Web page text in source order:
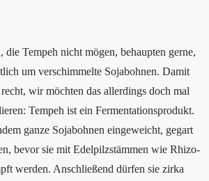
die Tem­peh nicht mögen, behaup­ten ger­ne,
um ver­schim­mel­te Soja­boh­nen. Damit
wir möch­ten das aller­dings doch mal
Tem­peh ist ein Fer­men­ta­ti­ons­pro­dukt.
gan­ze Soja­boh­nen ein­ge­weicht, gegart
bevor sie mit Edel­pilz­stäm­men wie Rhi­zo­
wer­den. Anschlie­ßend dür­fen sie zir­ka